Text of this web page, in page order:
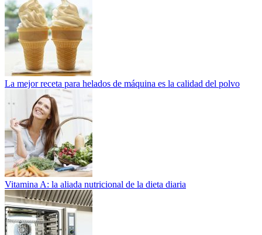
La mejor receta para helados de máquina es la calidad del polvo
Vitamina A: la aliada nutricional de la dieta diaria